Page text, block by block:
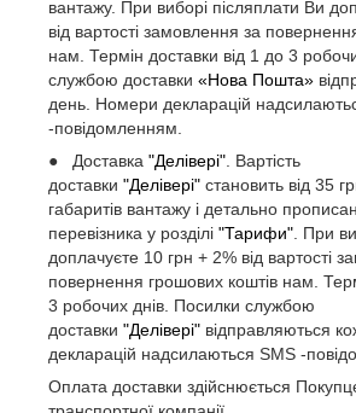
вантажу. При виборі післяплати Ви
від вартості замовлення за
нам. Термін доставки від 1 до 3
службою доставки «Нова Пошта»
день. Номери декларацій
-повідомленням.
● Доставка "Делівері" . Вартість
доставки "Делівері" становить від 35
габаритів вантажу і детально
перевізника у розділі "Тарифи" . При
доплачуєте 10 грн + 2% від вартості
повернення грошових коштів нам.
3 робочих днів. Посилки службою
доставки "Делівері" відправляються
декларацій надсилаються SMS -
Оплата доставки здійснюється